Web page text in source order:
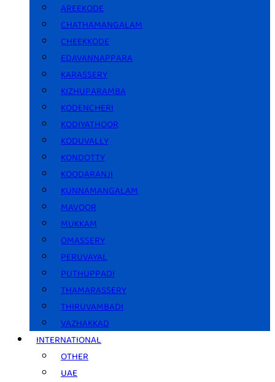
AREEKODE
CHATHAMANGALAM
CHEEKKODE
EDAVANNAPPARA
KARASSERY
KIZHUPARAMBA
KODENCHERI
KODIYATHOOR
KODUVALLY
KONDOTTY
KOODARANJI
KUNNAMANGALAM
MAVOOR
MUKKAM
OMASSERY
PERUVAYAL
PUTHUPPADI
THAMARASSERY
THIRUVAMBADI
VAZHAKKAD
INTERNATIONAL
OTHER
UAE